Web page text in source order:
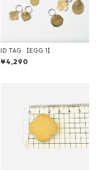
ID TAG 【EGG 1】
¥4,290